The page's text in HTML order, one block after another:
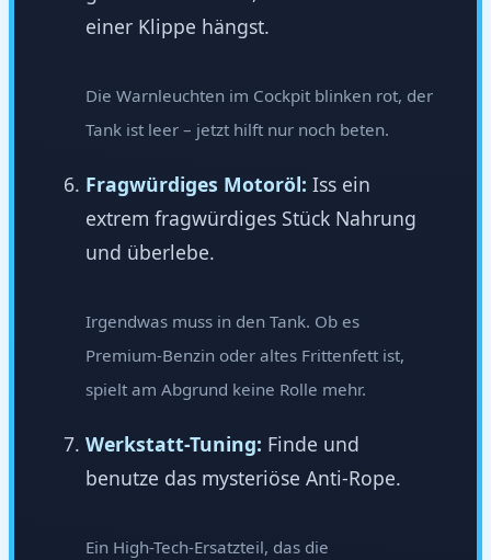
einer Klippe hängst.
Die Warnleuchten im Cockpit blinken rot, der
Tank ist leer – jetzt hilft nur noch beten.
Fragwürdiges Motoröl: Iss ein
extrem fragwürdiges Stück Nahrung
und überlebe.
Irgendwas muss in den Tank. Ob es
Premium-Benzin oder altes Frittenfett ist,
spielt am Abgrund keine Rolle mehr.
Werkstatt-Tuning: Finde und
benutze das mysteriöse Anti-Rope.
Ein High-Tech-Ersatzteil, das die